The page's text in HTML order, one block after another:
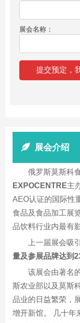
展会名称：
展会介绍
俄罗斯莫斯科
EXPOCENTRE主
AEO认证的国际性
食品及食品加工展
品饮料行业内最有
上一届展会吸
量及参展品牌达到
该展会由著名
斯农业部以及莫斯
品业的日益繁荣，
增开新馆。 几十年